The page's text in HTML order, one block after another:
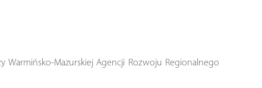
Mazurskiej Agencji Rozwoju Regionalnego